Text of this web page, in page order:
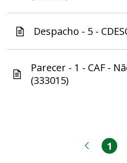
Despacho - 5 -
Parecer - 1 - CAF -
(333015)
1